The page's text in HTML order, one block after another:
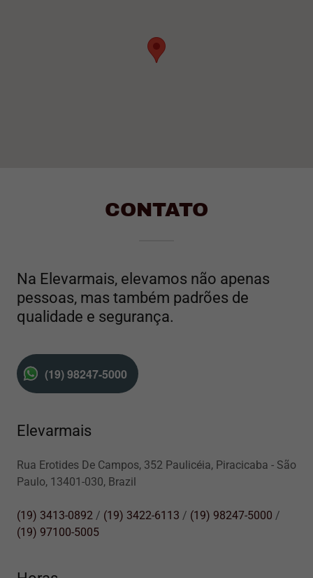
CONTATO
Na Elevarmais, elevamos não apenas
pessoas, mas também padrões de
qualidade e segurança.
(19) 98247-5000
Elevarmais
Rua Erotides De Campos, 352 Paulicéia, Piracicaba - São
Paulo, 13401-030, Brazil
(19) 3413-0892 / (19) 3422-6113 / (19) 98247-5000 /
(19) 97100-5005